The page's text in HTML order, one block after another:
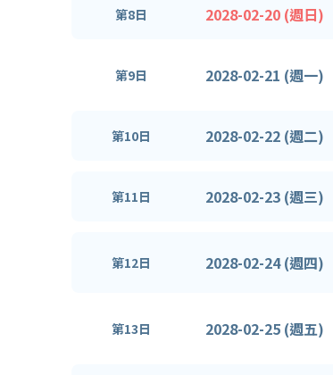
第8日 2028-02-20 (週日)
第9日 2028-02-21 (週一)
第10日 2028-02-22 (週二)
第11日 2028-02-23 (週三)
第12日 2028-02-24 (週四)
第13日 2028-02-25 (週五)